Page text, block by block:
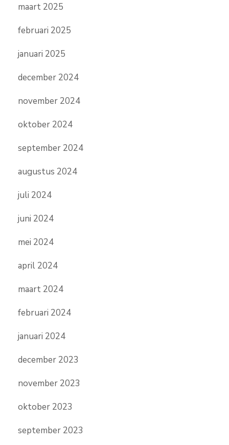
maart 2025
februari 2025
januari 2025
december 2024
november 2024
oktober 2024
september 2024
augustus 2024
juli 2024
juni 2024
mei 2024
april 2024
maart 2024
februari 2024
januari 2024
december 2023
november 2023
oktober 2023
september 2023